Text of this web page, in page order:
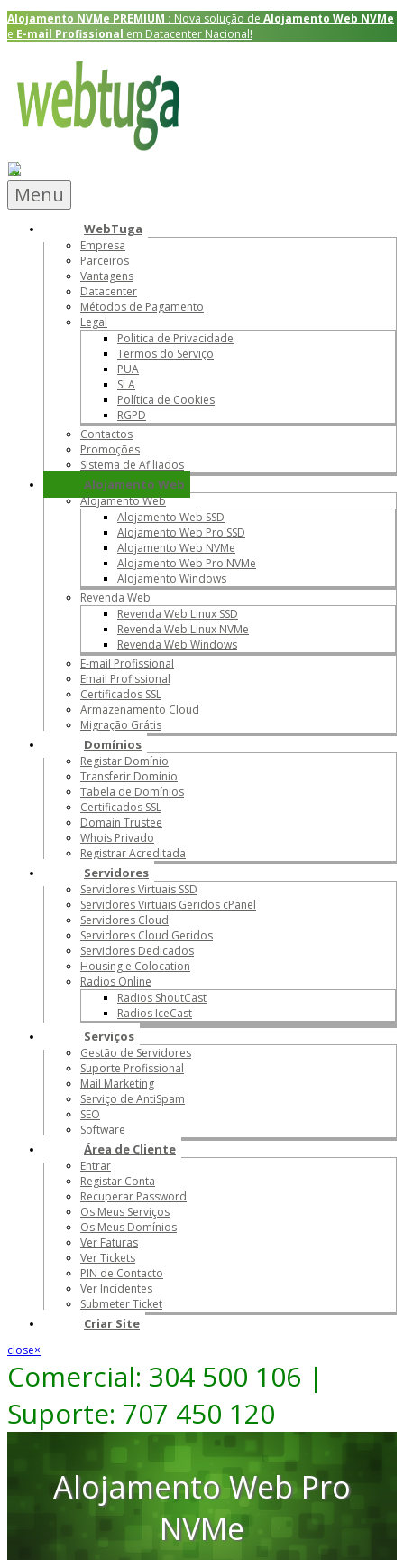
Alojamento NVMe PREMIUM : Nova solução de Alojamento Web NVMe
e E-mail Profissional em Datacenter Nacional!
Menu
WebTuga
Empresa
Parceiros
Vantagens
Datacenter
Métodos de Pagamento
Legal
Politica de Privacidade
Termos do Serviço
PUA
SLA
Política de Cookies
RGPD
Contactos
Promoções
Sistema de Afiliados
Alojamento Web
Alojamento Web
Alojamento Web SSD
Alojamento Web Pro SSD
Alojamento Web NVMe
Alojamento Web Pro NVMe
Alojamento Windows
Revenda Web
Revenda Web Linux SSD
Revenda Web Linux NVMe
Revenda Web Windows
E-mail Profissional
Email Profissional
Certificados SSL
Armazenamento Cloud
Migração Grátis
Domínios
Registar Domínio
Transferir Domínio
Tabela de Domínios
Certificados SSL
Domain Trustee
Whois Privado
Registrar Acreditada
Servidores
Servidores Virtuais SSD
Servidores Virtuais Geridos cPanel
Servidores Cloud
Servidores Cloud Geridos
Servidores Dedicados
Housing e Colocation
Radios Online
Radios ShoutCast
Radios IceCast
Serviços
Gestão de Servidores
Suporte Profissional
Mail Marketing
Serviço de AntiSpam
SEO
Software
Área de Cliente
Entrar
Registar Conta
Recuperar Password
Os Meus Serviços
Os Meus Domínios
Ver Faturas
Ver Tickets
PIN de Contacto
Ver Incidentes
Submeter Ticket
Criar Site
close×
Comercial: 304 500 106 |
Suporte: 707 450 120
Alojamento Web Pro
NVMe